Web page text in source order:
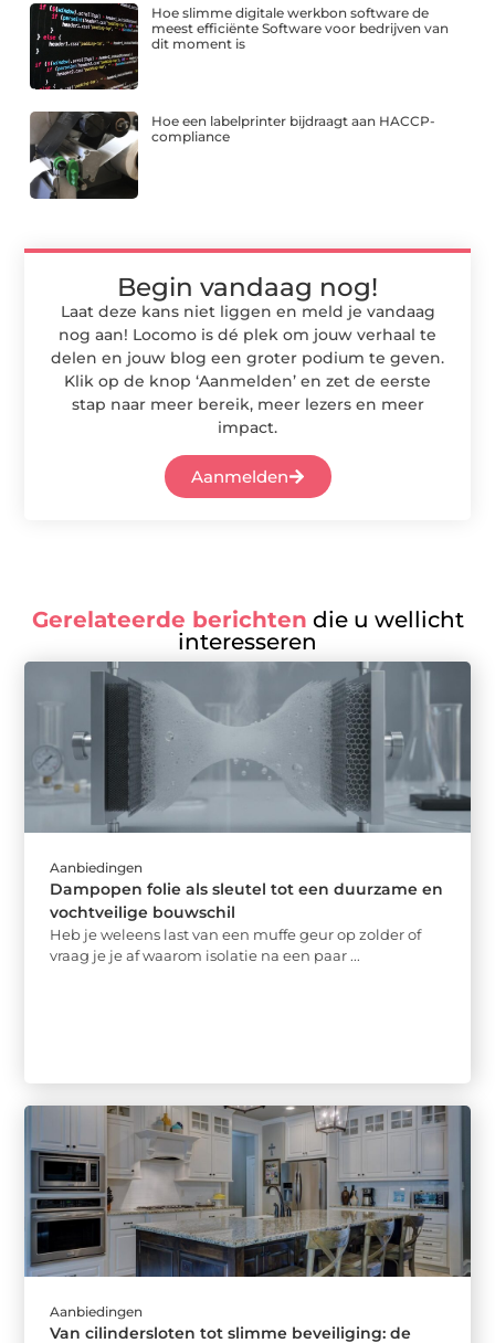
Hoe slimme digitale werkbon software de
meest efficiënte Software voor bedrijven van
dit moment is
Hoe een labelprinter bijdraagt aan HACCP-
compliance
Begin vandaag nog!
Laat deze kans niet liggen en meld je vandaag
nog aan! Locomo is dé plek om jouw verhaal te
delen en jouw blog een groter podium te geven.
Klik op de knop ‘Aanmelden’ en zet de eerste
stap naar meer bereik, meer lezers en meer
impact.
Aanmelden
Gerelateerde berichten die u wellicht
interesseren
Aanbiedingen
Dampopen folie als sleutel tot een duurzame en
vochtveilige bouwschil
Heb je weleens last van een muffe geur op zolder of
vraag je je af waarom isolatie na een paar ...
Aanbiedingen
Van cilindersloten tot slimme beveiliging: de